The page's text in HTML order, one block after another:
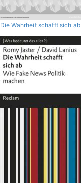
Die Wahrheit schafft sich ab